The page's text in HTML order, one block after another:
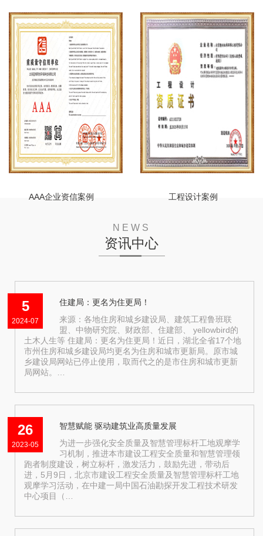
安全生产许可证案例 建筑企业资质案例
AAA企业资信案例 工程设计案例
NEWS
资讯中心
5
2024-07
住建局：更名为住更局！
来源：各地住房和城乡建设局、建筑工程鲁班联
盟、中物研究院、财政部、住建部、 yellowbird的
土木人生等 住建局：更名为住更局！近日，湖北全省17个地
市州住房和城乡建设局均更名为住房和城市更新局。原市城
乡建设局网站已停止使用，取而代之的是市住房和城市更新
局网站。…
26
2023-05
智慧赋能 驱动建筑业高质量发展
为进一步强化安全质量及智慧管理标杆工地观摩学
习机制，推进本市建设工程安全质量和智慧管理领
跑者制度建设，树立标杆，激发活力，鼓励先进，带动后
进，5月9日，北京市建设工程安全质量及智慧管理标杆工地
观摩学习活动，在中建一局中国石油勘探开发工程技术研发
中心项目（…